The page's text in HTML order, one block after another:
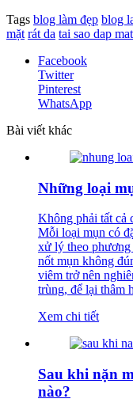
Tags blog làm đẹp blog
mặt rát da tai sao dap
Facebook
Twitter
Pinterest
WhatsApp
Bài viết khác
Những loại
Không phải tất cả
Mỗi loại mụn có
xử lý theo phương
nốt mụn không
viêm trở nên
trùng, để lại thâm
Xem chi tiết
Sau khi nặn
nào?